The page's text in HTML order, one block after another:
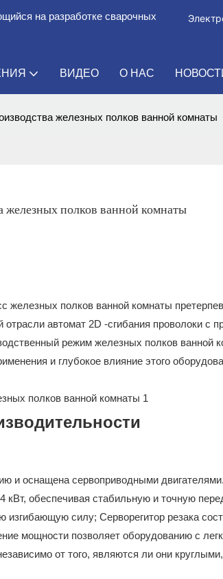
на разработке сварочных
ВИДЕО О НАС
железных полков ванной комнаты
полков ванной комнаты
железных полков ванной комнаты
автомат 2D -сгибания проволоки с
режим железных полков ванной
и глубокое влияние этого
и оснащена сервоприводными
кВт, обеспечивая стабильную и точную
изгибающую силу; Серворегитор резака
мощности позволяет оборудованию с
от того, являются ли они